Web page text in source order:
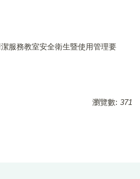
服務教室安全衛生暨使用管理要
瀏覽數: 371